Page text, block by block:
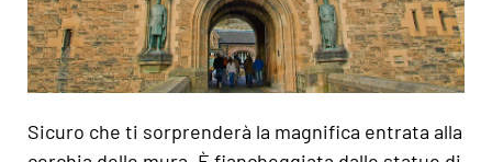
Sicuro che ti sorprenderà la magnifica entrata alla